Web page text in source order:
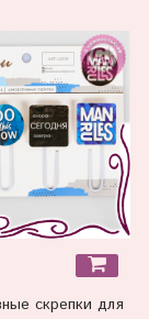
скрепки для